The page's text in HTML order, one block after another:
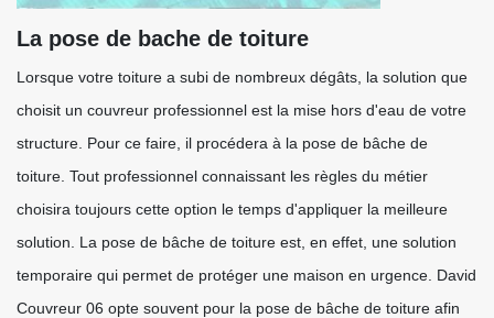
La pose de bache de toiture
Lorsque votre toiture a subi de nombreux dégâts, la solution que
choisit un couvreur professionnel est la mise hors d'eau de votre
structure. Pour ce faire, il procédera à la pose de bâche de
toiture. Tout professionnel connaissant les règles du métier
choisira toujours cette option le temps d'appliquer la meilleure
solution. La pose de bâche de toiture est, en effet, une solution
temporaire qui permet de protéger une maison en urgence. David
Couvreur 06 opte souvent pour la pose de bâche de toiture afin